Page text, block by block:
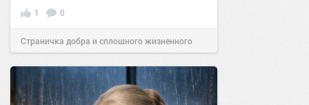
1 0
Страничка добра и сплошного жизненного
позитива!14:2004 окт 2025